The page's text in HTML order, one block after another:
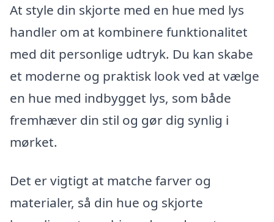
At style din skjorte med en hue med lys
handler om at kombinere funktionalitet
med dit personlige udtryk. Du kan skabe
et moderne og praktisk look ved at vælge
en hue med indbygget lys, som både
fremhæver din stil og gør dig synlig i
mørket.
Det er vigtigt at matche farver og
materialer, så din hue og skjorte